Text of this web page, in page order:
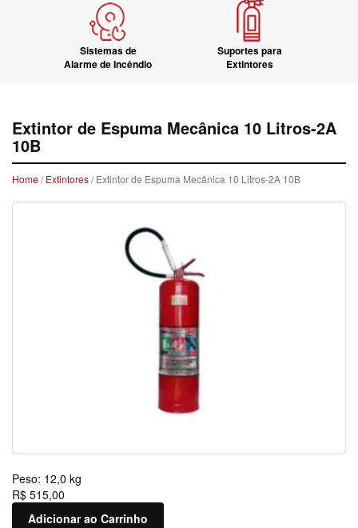
Sistemas de
Alarme de Incêndio
Suportes para
Extintores
Extintor de Espuma Mecânica 10 Litros-2A
10B
Home/Extintores/ Extintor de Espuma Mecânica 10 Litros-2A 10B
Peso: 12,0 kg
R$ 515,00
Adicionar ao Carrinho